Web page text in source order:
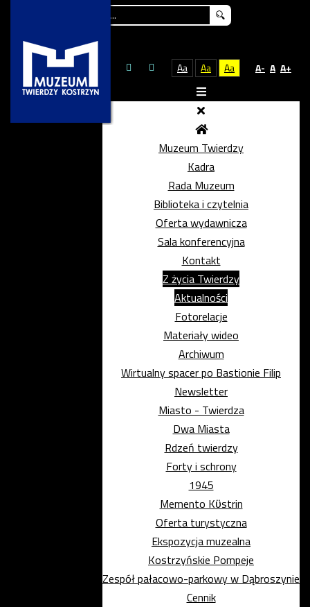
Aa Aa Aa A- A A+
Muzeum Twierdzy
Kadra
Rada Muzeum
Biblioteka i czytelnia
Oferta wydawnicza
Sala konferencyjna
Kontakt
Z życia Twierdzy
Aktualności
Fotorelacje
Materiały wideo
Archiwum
Wirtualny spacer po Bastionie Filip
Newsletter
Miasto - Twierdza
Dwa Miasta
Rdzeń twierdzy
Forty i schrony
1945
Memento Kϋstrin
Oferta turystyczna
Ekspozycja muzealna
Kostrzyńskie Pompeje
Zespół pałacowo-parkowy w Dąbroszynie
Cennik